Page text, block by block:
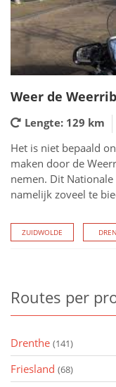
Weer de
Lengte: 129 km
Het is niet bepaald
maken door de
nemen. Dit
namelijk zoveel te
ZUIDWOLDE
Routes per
Drenthe (141)
Friesland (68)